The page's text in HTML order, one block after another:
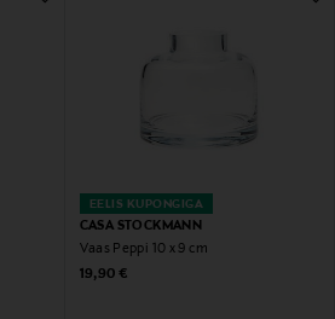
EELIS KUPONGIGA
CASA STOCKMANN
Vaas Peppi 10 x 9 cm
Original Price
19,90 €